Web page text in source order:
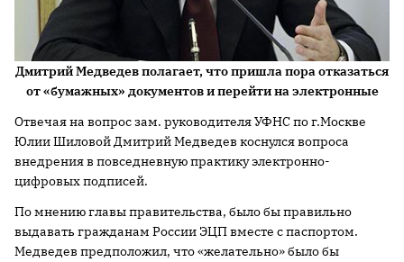
Дмитрий Медведев полагает, что пришла пора отказаться
от «бумажных» документов и перейти на электронные
Отвечая на вопрос зам. руководителя УФНС по г.Москве
Юлии Шиловой Дмитрий Медведев коснулся вопроса
внедрения в повседневную практику электронно-
цифровых подписей.
По мнению главы правительства, было бы правильно
выдавать гражданам России ЭЦП вместе с паспортом.
Медведев предположил, что «желательно» было бы